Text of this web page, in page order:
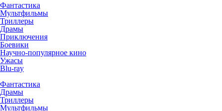
Фантастика
Мультфильмы
Триллеры
Драмы
Приключения
Боевики
Научно-популярное кино
Ужасы
Blu-ray
Фантастика
Драмы
Триллеры
Мультфильмы